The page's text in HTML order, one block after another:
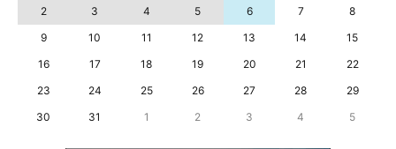
2
3 4 5 6 7
8
9
10 11 12 13 14
15
16
17 18 19 20 21
22
23
24 25 26 27 28
29
30
31 1 2 3 4 5